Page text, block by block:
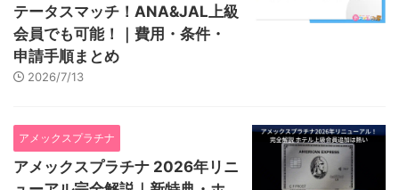
テータスマッチ！ANA&JAL上級
会員でも可能！｜費用・条件・
申請手順まとめ
2026/7/13
アメックスプラチナ
アメックスプラチナ 2026年リニ